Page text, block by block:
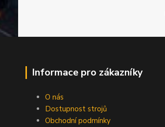
Informace pro zákazníky
O nás
Dostupnost strojů
Obchodní podmínky